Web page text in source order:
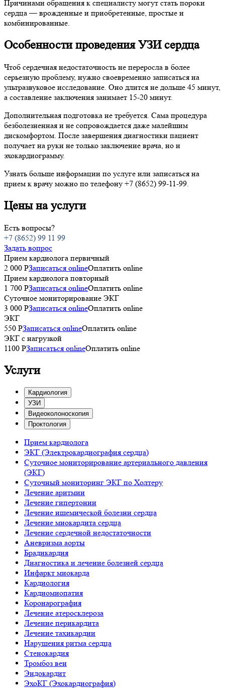
Причинами обращения к специалисту могут стать пороки
сердца — врожденные и приобретенные, простые и
комбинированные.
Особенности проведения УЗИ сердца
Чтоб сердечная недостаточность не переросла в более
серьезную проблему, нужно своевременно записаться на
ультразвуковое исследование. Оно длится не дольше 45 минут,
а составление заключения занимает 15-20 минут.
Дополнительная подготовка не требуется. Сама процедура
безболезненная и не сопровождается даже малейшим
дискомфортом. После завершения диагностики пациент
получает на руки не только заключение врача, но и
эхокардиограмму.
Узнать больше информации по услуге или записаться на
прием к врачу можно по телефону +7 (8652) 99-11-99.
Цены на услуги
Есть вопросы?
+7 (8652) 99 11 99
Задать вопрос
Прием кардиолога первичный
2 000 РЗаписаться onlineОплатить online
Прием кардиолога повторный
1 700 РЗаписаться onlineОплатить online
Суточное мониторирование ЭКГ
3 000 PЗаписаться onlineОплатить online
ЭКГ
550 PЗаписаться onlineОплатить online
ЭКГ с нагрузкой
1100 PЗаписаться onlineОплатить online
Услуги
Кардиология
УЗИ
Видеоколоноскопия
Проктология
Прием кардиолога
ЭКГ (Электрокардиография сердца)
Суточное мониторирование артериального давления
(ЭКГ)
Суточный мониторинг ЭКГ по Холтеру
Лечение аритмии
Лечение гипертонии
Лечение ишемической болезни сердца
Лечение миокардита сердца
Лечение сердечной недостаточности
Аневризма аорты
Брадикардия
Диагностика и лечение болезней сердца
Инфаркт миокарда
Кардиология
Кардиомиопатия
Коронарография
Лечение атеросклероза
Лечение перикардита
Лечение тахикардии
Нарушения ритма сердца
Стенокардия
Тромбоз вен
Эндокардит
ЭхоКГ (Эхокардиография)